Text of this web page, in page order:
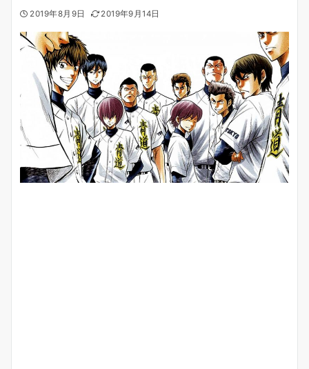
2019年8月9日 2019年9月14日